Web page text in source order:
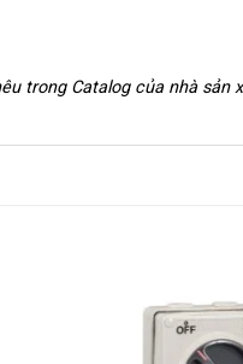
trong Catalog của nhà sản